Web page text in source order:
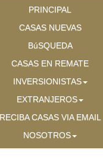
PRINCIPAL
CASAS NUEVAS
BúSQUEDA
CASAS EN REMATE
INVERSIONISTAS
EXTRANJEROS
RECIBA CASAS VIA EMAIL
NOSOTROS